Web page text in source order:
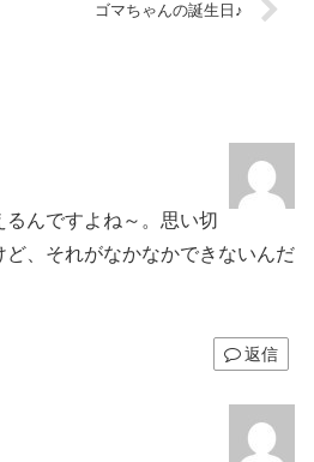
ゴマちゃんの誕生日♪
んですよね～。思い切
ど、それがなかなかできないんだ
返信